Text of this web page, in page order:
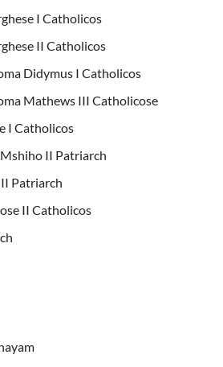
I Catholicos
II Catholicos
Didymus I Catholicos
Mathews III Catholicose
I Catholicos
II Patriarch
Patriarch
II Catholicos